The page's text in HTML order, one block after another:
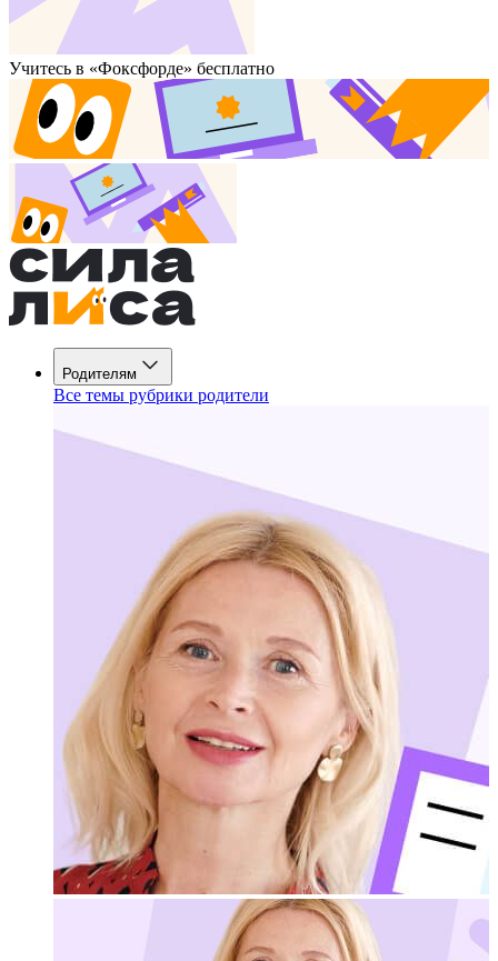
Учитесь в «Фоксфорде» бесплатно
Родителям
Все темы рубрики родители